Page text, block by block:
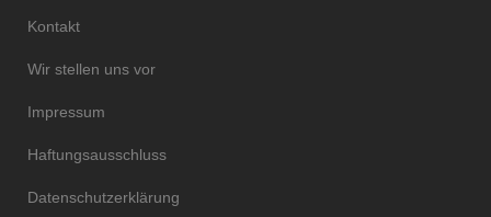
Kontakt
Wir stellen uns vor
Impressum
Haftungsausschluss
Datenschutzerklärung